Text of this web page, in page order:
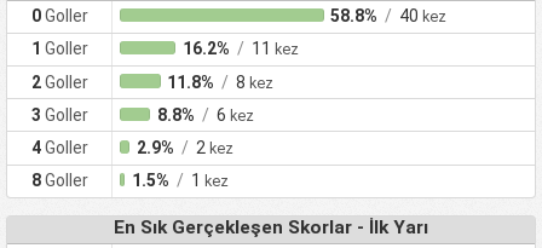
0Goller 58.8% / 40kez
1 Goller 16.2% / 11 kez
2Goller 11.8% / 8kez
3 Goller 8.8% / 6 kez
4Goller 2.9% / 2 kez
8Goller 1.5% / 1 kez
En Sık Gerçekleşen Skorlar - İlk Yarı